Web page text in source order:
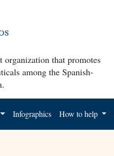
organization that promotes
among the Spanish-
Infographics How to help